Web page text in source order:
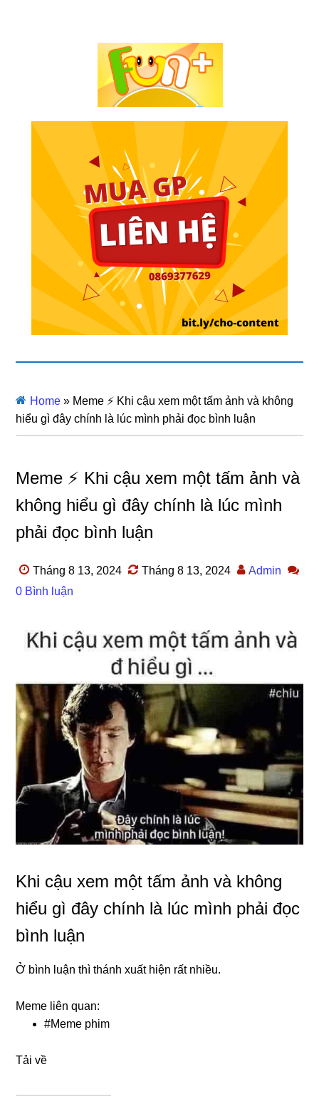
Home » Meme ⚡ Khi cậu xem một tấm ảnh và không
hiểu gì đây chính là lúc mình phải đọc bình luận
Meme ⚡ Khi cậu xem một tấm ảnh và
không hiểu gì đây chính là lúc mình
phải đọc bình luận
Tháng 8 13, 2024 Tháng 8 13, 2024
Admin
0 Bình luận
Khi cậu xem một tấm ảnh và không
hiểu gì đây chính là lúc mình phải đọc
bình luận
Ở bình luận thì thánh xuất hiện rất nhiều.
Meme liên quan:
#Meme phim
Tải về